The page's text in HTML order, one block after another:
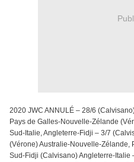
2020 JWC ANNULÉ – 28/6
Pays de Galles-Nouvelle-Zélande
Sud-Italie, Angleterre-Fidji – 3/7
(Vérone) Australie-Nouvelle-Zélande,
Sud-Fidji (Calvisano) Angleterre-